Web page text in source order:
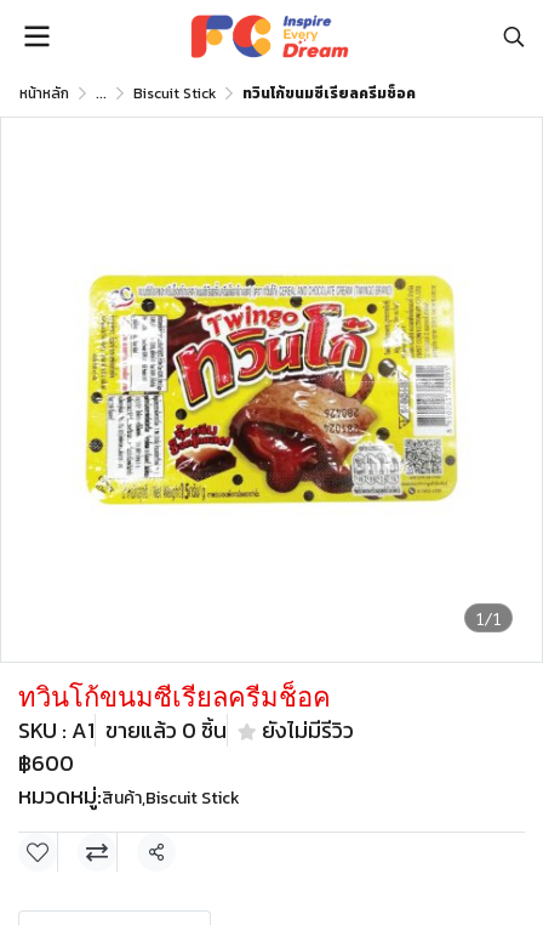
หน้าหลัก ... Biscuit Stick ทวินโก้ขนมซีเรียลครีมช็อค
1/1
ทวินโก้ขนมซีเรียลครีมช็อค
SKU : A1 ขายแล้ว 0 ชิ้น
ยังไม่มีรีวิว
฿600
หมวดหมู่:สินค้า,Biscuit Stick
แชร์